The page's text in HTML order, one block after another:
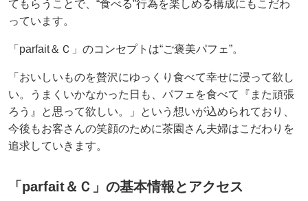
てもらうことで、“食べる”行為を楽しめる構成にもこだわ
っています。
「parfait＆Ｃ」のコンセプトは“ご褒美パフェ”。
「おいしいものを贅沢にゆっくり食べて幸せに浸って欲し
い。うまくいかなかった日も、パフェを食べて『また頑張
ろう』と思って欲しい。」という想いが込められており、
今後もお客さんの笑顔のために茶園さん夫婦はこだわりを
追求していきます。
「parfait＆Ｃ」の基本情報とアクセス